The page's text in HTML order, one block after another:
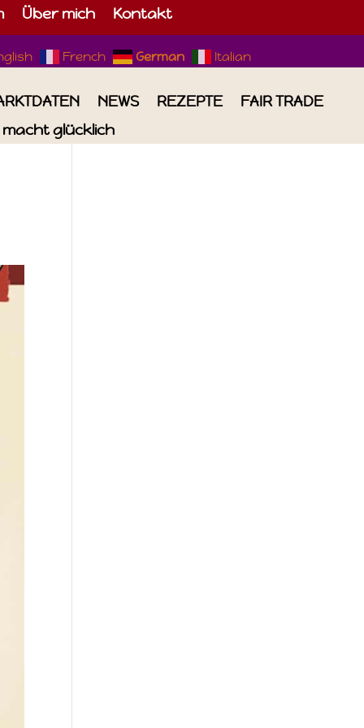
Über mich Kontakt
French German Italian
NEWS REZEPTE
FAIR TRADE
macht glücklich